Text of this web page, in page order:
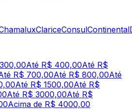
ClariceConsulContinental
Até R$ 400,00Até R$
R$ 700,00Até R$ 800,00Até
Até R$ 1500,00Até R$
Até R$ 3000,00Até R$
Acima de R$ 4000,00